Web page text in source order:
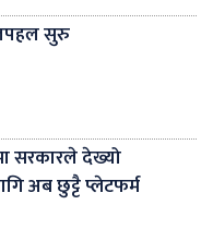
सुरु
सरकारले देख्यो
अब छुट्टै प्लेटफर्म